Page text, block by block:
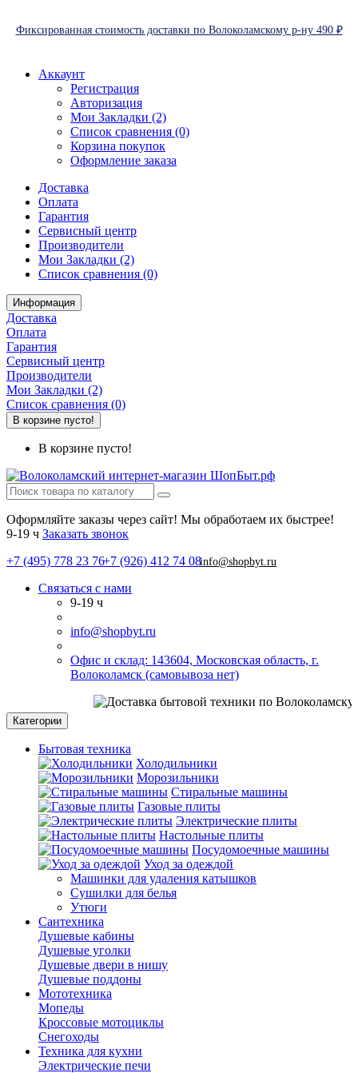
Фиксированная стоимость доставки по Волоколамскому р-ну 490 ₽
Аккаунт
Регистрация
Авторизация
Мои Закладки (2)
Список сравнения (0)
Корзина покупок
Оформление заказа
Доставка
Оплата
Гарантия
Сервисный центр
Производители
Мои Закладки (2)
Список сравнения (0)
Информация
Доставка
Оплата
Гарантия
Сервисный центр
Производители
Мои Закладки (2)
Список сравнения (0)
В корзине пусто!
В корзине пусто!
Оформляйте заказы через сайт! Мы обработаем их быстрее!
9-19 ч Заказать звонок
+7 (495) 778 23 76+7 (926) 412 74 08info@shopbyt.ru
Связаться с нами
9-19 ч
info@shopbyt.ru
Офис и склад: 143604, Московская область, г.
Волоколамск (самовывоза нет)
Категории
Бытовая техника
Холодильники
Морозильники
Стиральные машины
Газовые плиты
Электрические плиты
Настольные плиты
Посудомоечные машины
Уход за одеждой
Машинки для удаления катышков
Сушилки для белья
Утюги
Сантехника
Душевые кабины
Душевые уголки
Душевые двери в нишу
Душевые поддоны
Мототехника
Мопеды
Кроссовые мотоциклы
Снегоходы
Техника для кухни
Электрические печи